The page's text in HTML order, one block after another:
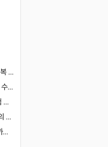
"라섹 회복 기간 얼마나 걸리나요?"... 회복 과정과 일상 복귀 시점
수능 D-100, 흔들리는 체력과 집중력… 수험생 영양 관리 어떻게 할까
“평생 물질한 제주 해녀, 코·목 질환 위험 높았다”… 10년 추적 연구 결과
"한쪽 귀만 먹먹"… '귀지 탓' 아닌 의외의 원인 4가지
일자목·거북목 방치하면 어깨·팔 저림까지…초기 관리가 중요한 이유